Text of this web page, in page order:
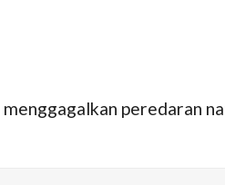
peredaran